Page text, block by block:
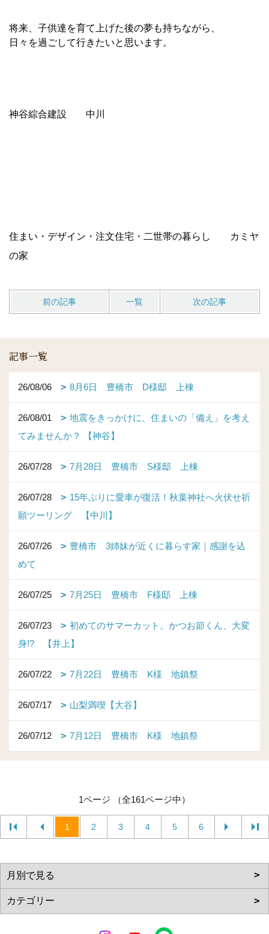
将来、子供達を育て上げた後の夢も持ちながら、
日々を過ごして行きたいと思います。
神谷綜合建設 中川
住まい・デザイン・注文住宅・二世帯の暮らし カミヤ
の家
前の記事 一覧 次の記事
記事一覧
26/08/06 8月6日 豊橋市 D様邸 上棟
26/08/01
地震をきっかけに、住まいの「備え」を考え
てみませんか？ 【神谷】
26/07/28 7月28日 豊橋市 S様邸 上棟
26/07/28
15年ぶりに愛車が復活！秋葉神社へ火伏せ祈
願ツーリング 【中川】
26/07/26
豊橋市 3姉妹が近くに暮らす家｜感謝を込
めて
26/07/25 7月25日 豊橋市 F様邸 上棟
26/07/23
初めてのサマーカット。かつお節くん、大変
身!? 【井上】
26/07/22 7月22日 豊橋市 K様 地鎮祭
26/07/17 山梨満喫【大谷】
26/07/12 7月12日 豊橋市 K様 地鎮祭
1ページ （全161ページ中）
1 2 3 4 5 6